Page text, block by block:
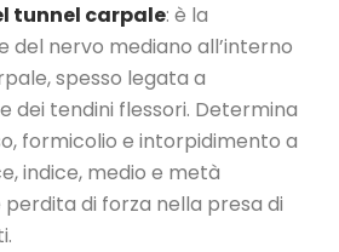
tunnel carpale: è la
del nervo mediano all’interno
spesso legata a
dei tendini flessori. Determina
formicolio e intorpidimento a
indice, medio e metà
perdita di forza nella presa di